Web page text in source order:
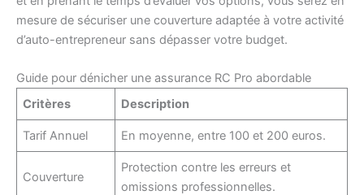
mesure de sécuriser une couverture adaptée à votre activité
d’auto-entrepreneur sans dépasser votre budget.
Guide pour dénicher une assurance RC Pro abordable
Critères
Description
Tarif Annuel En moyenne, entre 100 et 200 euros.
Couverture
Protection contre les erreurs et
omissions professionnelles.